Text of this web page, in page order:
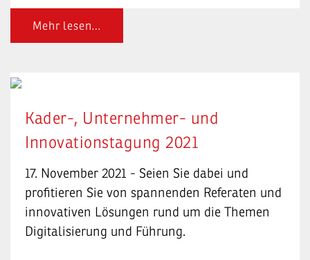
Mehr lesen…
Kader-, Unternehmer- und
Innovationstagung 2021
17. November 2021 - Seien Sie dabei und
profitieren Sie von spannenden Referaten und
innovativen Lösungen rund um die Themen
Digitalisierung und Führung.